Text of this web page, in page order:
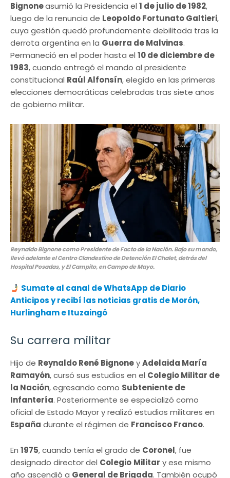
Bignoneasumió la Presidencia el 1 de julio de 1982,
luego de la renuncia de Leopoldo Fortunato Galtieri,
cuya gestión quedó profundamente debilitada tras la
derrota argentina en la Guerra de Malvinas.
Permaneció en el poder hasta el 10 de diciembre de
1983, cuando entregó el mando al presidente
constitucional Raúl Alfonsín, elegido en las primeras
elecciones democráticas celebradas tras siete años
de gobierno militar.
Reynaldo Bignone como Presidente de Facto de la Nación. Bajo su mando,
llevó adelante el Centro Clandestino de Detención El Chalet, detrás del
Hospital Posadas, y El Campito, en Campo de Mayo.
Sumate al canal de WhatsApp de Diario
Anticipos y recibí las noticias gratis de Morón,
Hurlingham e Ituzaingó
Su carrera militar
Hijo de Reynaldo René BignoneyAdelaida María
Ramayón, cursó sus estudios en el Colegio Militar de
la Nación, egresando como Subteniente de
Infantería. Posteriormente se especializó como
oficial de Estado Mayor y realizó estudios militares en
España durante el régimen de Francisco Franco.
En 1975, cuando tenía el grado de Coronel, fue
designado director del Colegio Militar y ese mismo
año ascendió a General de Brigada. También ocupó